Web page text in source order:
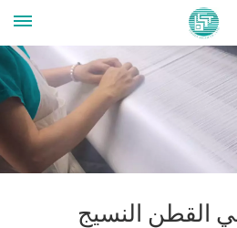
القطن النسيج